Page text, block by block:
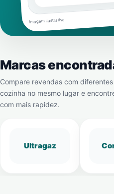
Imagem ilustrativa
Marcas
Compare revendas com
cozinha no mesmo lugar e
com mais rapidez.
Ultragaz